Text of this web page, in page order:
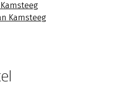
Kamsteeg